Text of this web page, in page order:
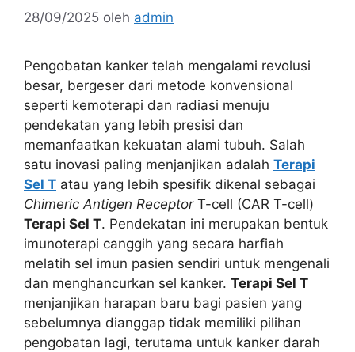
28/09/2025 oleh admin
Pengobatan kanker telah mengalami revolusi
besar, bergeser dari metode konvensional
seperti kemoterapi dan radiasi menuju
pendekatan yang lebih presisi dan
memanfaatkan kekuatan alami tubuh. Salah
satu inovasi paling menjanjikan adalah Terapi
Sel T atau yang lebih spesifik dikenal sebagai
Chimeric Antigen ReceptorT-cell (CAR T-cell)
Terapi Sel T. Pendekatan ini merupakan bentuk
imunoterapi canggih yang secara harfiah
melatih sel imun pasien sendiri untuk mengenali
dan menghancurkan sel kanker. Terapi Sel T
menjanjikan harapan baru bagi pasien yang
sebelumnya dianggap tidak memiliki pilihan
pengobatan lagi, terutama untuk kanker darah